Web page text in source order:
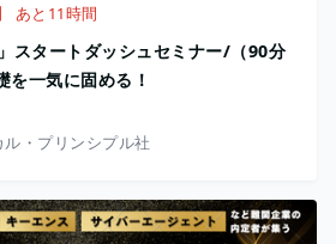
あと11時間
スタートダッシュセミナー/（90分
を一気に固める！
・プリンシプル社